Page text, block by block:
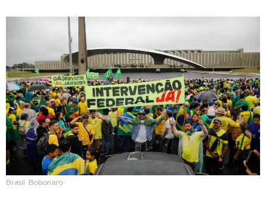
Brasil. Bolsonaro